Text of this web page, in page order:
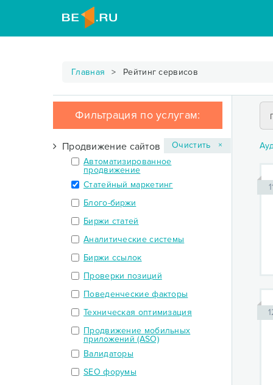
Главная Рейтинг сервисов
Фильтрация по услугам:
Продвижение сайтов
Автоматизированное
продвижение
Статейный маркетинг
Блого-биржи
Биржи статей
Аналитические системы
Биржи ссылок
Проверки позиций
Поведенческие факторы
Техническая оптимизация
Продвижение мобильных
приложений (ASO)
Валидаторы
SEO форумы
Очистить ×